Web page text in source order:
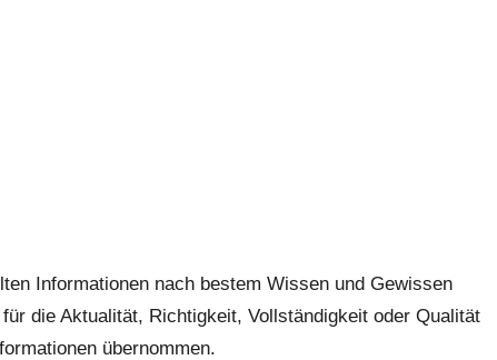
Informationen nach bestem Wissen und Gewissen
die Aktualität, Richtigkeit, Vollständigkeit oder Qualität
übernommen.